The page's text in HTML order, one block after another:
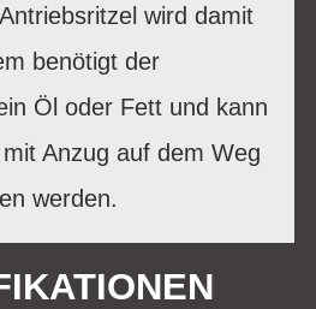
wird damit
benötigt der
Öl oder Fett und kann
Anzug auf dem Weg
werden.